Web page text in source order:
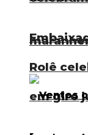
Rolê
em giro